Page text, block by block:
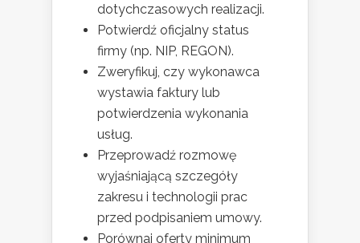
dotychczasowych realizacji.
Potwierdź oficjalny status
firmy (np. NIP, REGON).
Zweryfikuj, czy wykonawca
wystawia faktury lub
potwierdzenia wykonania
usług.
Przeprowadź rozmowę
wyjaśniającą szczegóły
zakresu i technologii prac
przed podpisaniem umowy.
Porównaj oferty minimum